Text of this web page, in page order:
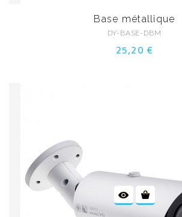
Base métallique
DY-BASE-DBM
25,20 €